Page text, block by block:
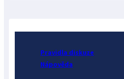
Pravidla diskuze
Nápověda